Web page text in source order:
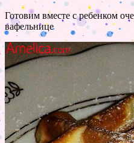
Готовим вместе с ребенком
вафельнице